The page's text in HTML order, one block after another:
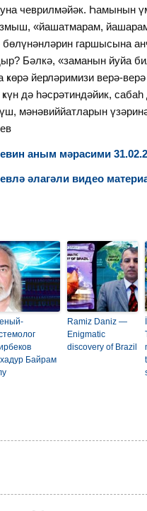
чеврилмәйәк.
«йашатмарам,
гаршысына
Бәлкә, «заманын йуйа
ҝөрә йерләримизи верә-
дә һәсрәтиндәйик,
мәнәвиййатларын
аным мәрасими
әлагәли видео
Байрам
Ramiz Daniz —
Enigmatic
discovery of Brazil